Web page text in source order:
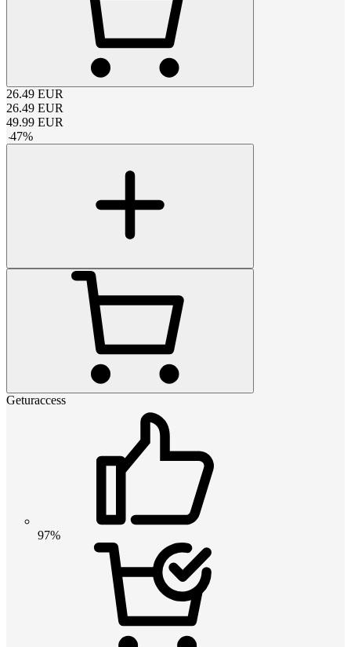
26.49 EUR
26.49 EUR
49.99 EUR
-47%
Geturaccess
97%